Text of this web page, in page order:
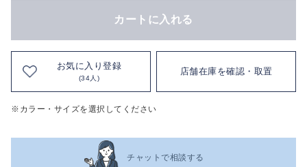
カートに入れる
お気に入り登録
(34人)
店舗在庫を確認・取置
※カラー・サイズを選択してください
チャットで相談する